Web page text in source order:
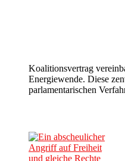
Koalitionsvertrag
Energiewende. Diese
parlamentarischen